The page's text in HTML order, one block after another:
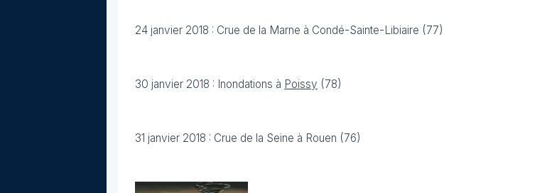
24 janvier 2018 : Crue de la Marne à Condé-Sainte-Libiaire (77)
30 janvier 2018 : Inondations à Poissy (78)
31 janvier 2018 : Crue de la Seine à Rouen (76)